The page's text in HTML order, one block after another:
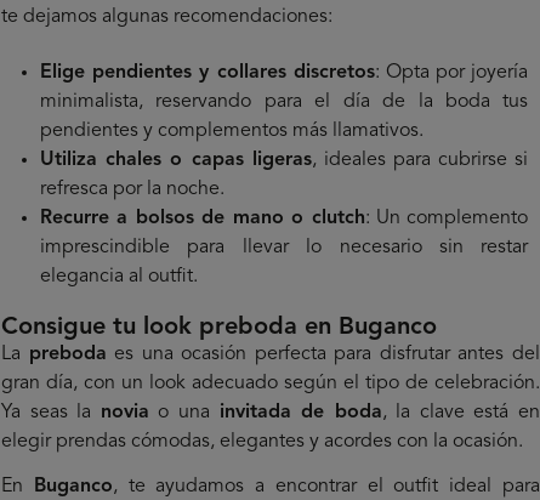
te dejamos algunas recomendaciones:
Elige pendientes y collares discretos: Opta por joyería
minimalista, reservando para el día de la boda tus
pendientes y complementos más llamativos.
Utiliza chales o capas ligeras, ideales para cubrirse si
refresca por la noche.
Recurre a bolsos de mano o clutch: Un complemento
imprescindible para llevar lo necesario sin restar
elegancia al outfit.
Consigue tu look preboda en Buganco
La preboda es una ocasión perfecta para disfrutar antes del
gran día, con un look adecuado según el tipo de celebración.
Ya seas la novia o una invitada de boda, la clave está en
elegir prendas cómodas, elegantes y acordes con la ocasión.
En Buganco, te ayudamos a encontrar el outfit ideal para